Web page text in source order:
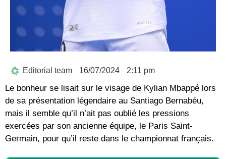
Editorial team 16/07/2024 2:11 pm
Le bonheur se lisait sur le visage de Kylian Mbappé lors
de sa présentation légendaire au Santiago Bernabéu,
mais il semble qu’il n’ait pas oublié les pressions
exercées par son ancienne équipe, le Paris Saint-
Germain, pour qu’il reste dans le championnat français.